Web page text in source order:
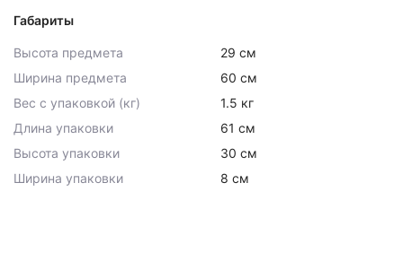
Габариты
Высота предмета
29 см
Ширина предмета
60 см
Вес с упаковкой (кг)
1.5 кг
Длина упаковки
61 см
Высота упаковки
30 см
Ширина упаковки
8 см